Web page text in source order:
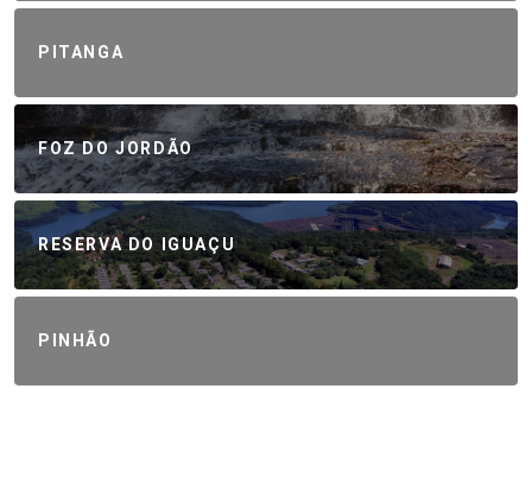
PITANGA
FOZ DO JORDÃO
RESERVA DO IGUAÇU
PINHÃO